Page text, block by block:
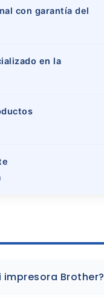
con garantía del
en la
impresora Brother?